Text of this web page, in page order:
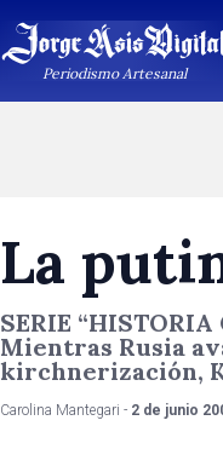
Periodismo Artesanal
La
SERIE
Mientras Rusia
kirchnerización,
Carolina Mantegari - 2 de junio